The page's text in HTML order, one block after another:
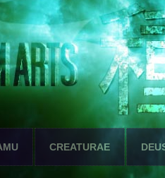
CREATURAE